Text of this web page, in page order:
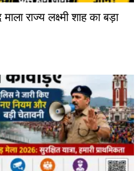
राज्य लक्ष्मी शाह का बड़ा